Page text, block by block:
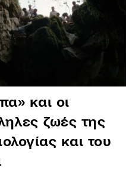
και οι
ζωές της
και του